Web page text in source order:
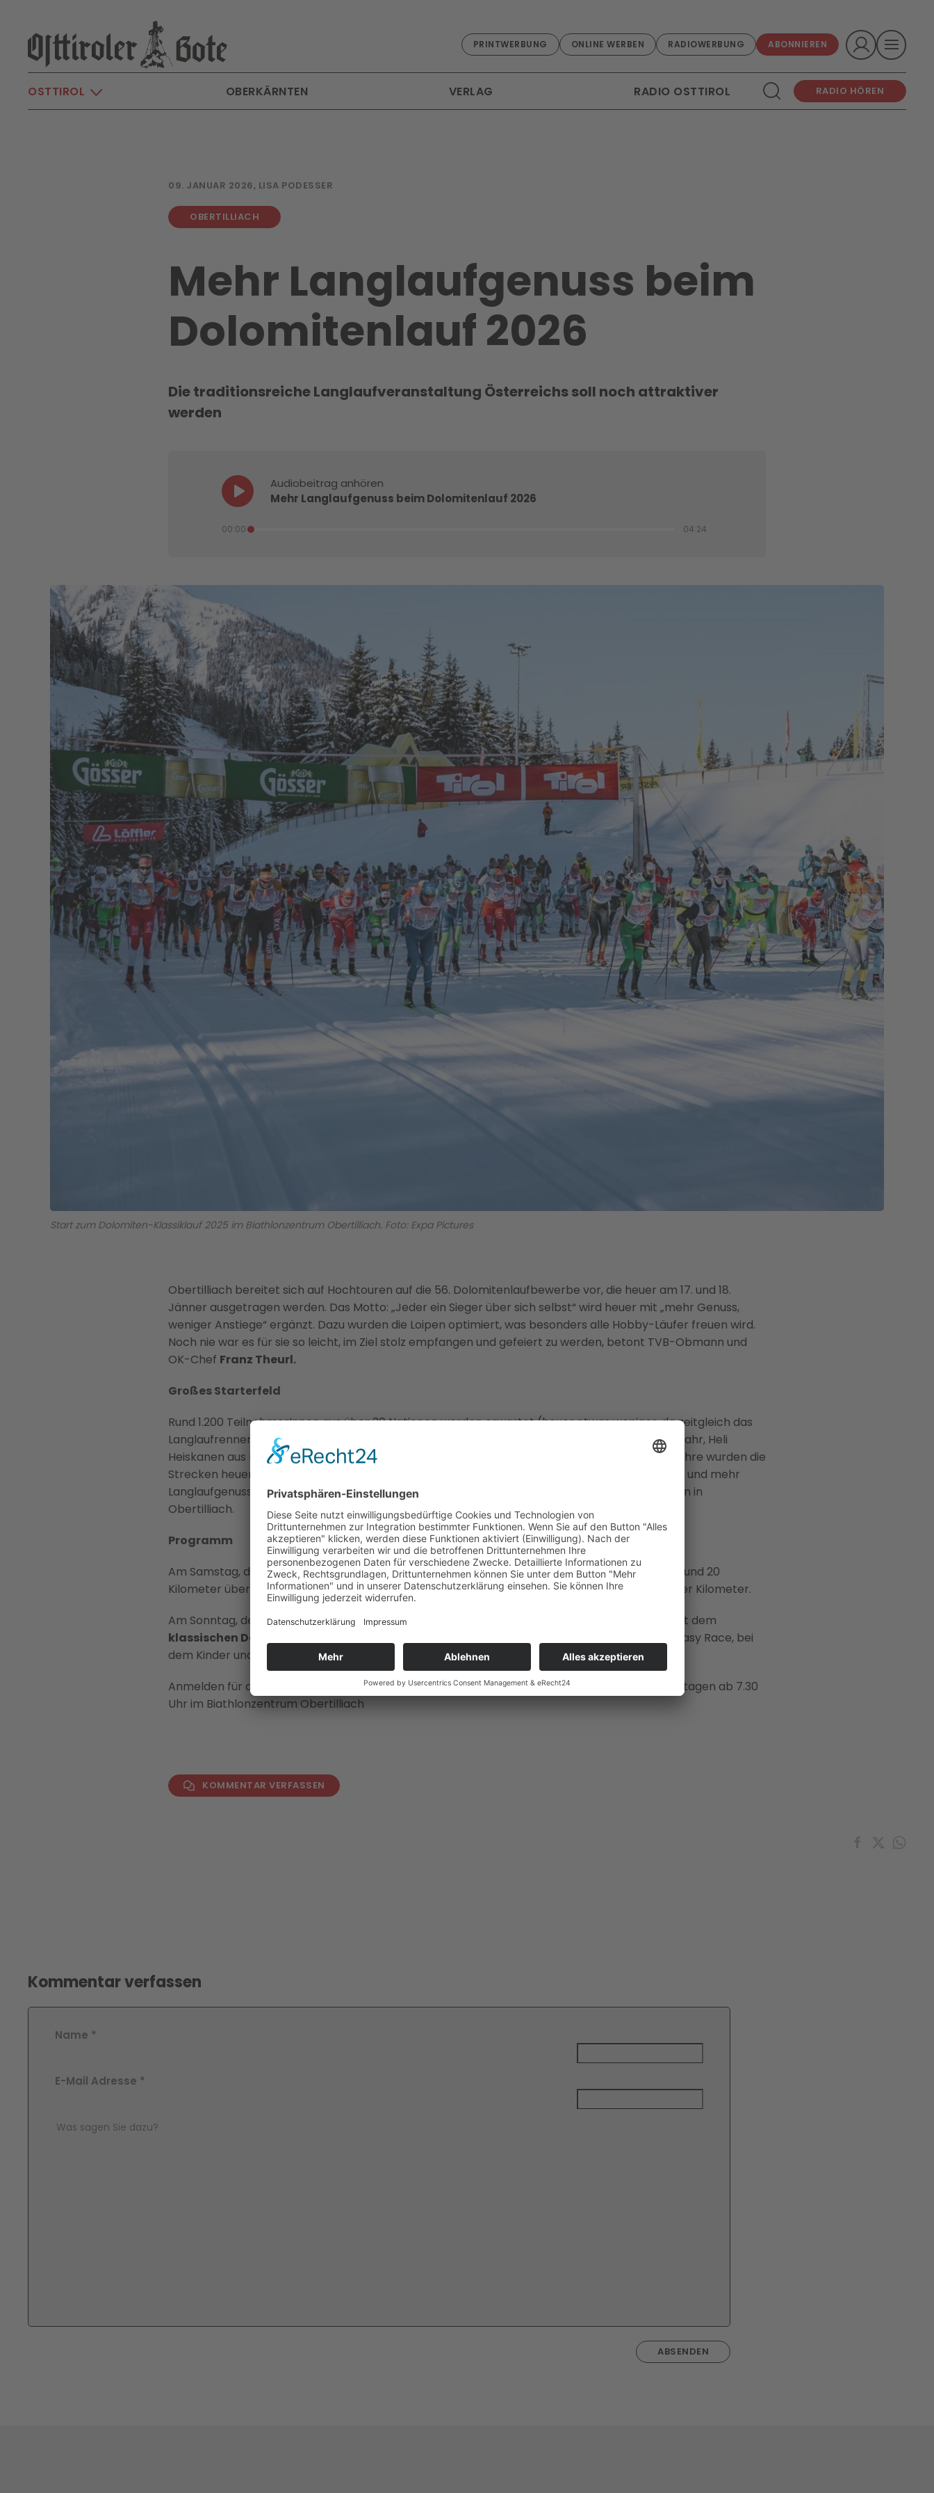
Skip to main content
PRINTWERBUNG ONLINE WERBEN RADIOWERBUNG ABONNIEREN
OSTTIROL OBERKÄRNTEN VERLAG RADIO OSTTIROL RADIO HÖREN
09. JANUAR 2026, LISA PODESSER
OBERTILLIACH
Mehr Langlaufgenuss beim
Dolomitenlauf 2026
Die traditionsreiche Langlaufveranstaltung Österreichs soll noch attraktiver
werden
Audiobeitrag anhören
Mehr Langlaufgenuss beim Dolomitenlauf 2026
00:00 04:24
Start zum Dolomiten-Klassiklauf 2025 im Biathlonzentrum Obertilliach. Foto: Expa Pictures
Obertilliach bereitet sich auf Hochtouren auf die 56. Dolomitenlaufbewerbe vor, die heuer am 17. und 18.
Jänner ausgetragen werden. Das Motto: „Jeder ein Sieger über sich selbst“ wird heuer mit „mehr Genuss,
weniger Anstiege“ ergänzt. Dazu wurden die Loipen optimiert, was besonders alle Hobby-Läufer freuen wird.
Noch nie war es für sie so leicht, im Ziel stolz empfangen und gefeiert zu werden, betont TVB-Obmann und
OK-Chef Franz Theurl.
Großes Starterfeld
Rund 1.200 TeilnehmerInnen aus über 30 Nationen werden erwartet (heuer etwas weniger, da zeitgleich das
Langlaufrennen Toblach-Cortina stattfindet), darunter auch die Zweitplatzierten aus dem Vorjahr, Heli
Heiskanen aus Finnland und Francesco Ferrari aus Italien. Wegen des Feedbacks der letzten Jahre wurden die
Strecken heuer einfacher gestaltet, verspricht OK-Chef Franz Theurl. Es gibt weniger Anstiege und mehr
Langlaufgenuss für den Großteil der HobbysportlerInnen. Das Herzstück liegt im Biathlonstadion in
Obertilliach.
Programm
Am Samstag, den 17. Jänner geht derDolomitenlauf in der freien Technikab 10 Uhr über 40 und 20
Kilometer über die Bühne. Fünf Minuten später startet dasEasy Racefür alle Anfänger über vier Kilometer.
Am Sonntag, den 18. Jänner, folgt dann der Höhepunkt des Langlaufwochenendes um 10 Uhr mit dem
klassischen Dolomitenlauf
über die gleichen Distanzen.. Um 10:05 Uhr beginnt das nächste Easy Race, bei
dem Kinder und Jugendliche bis 14 Jahre vom Nenngeld befreit sind.
Anmelden für die Bewerbe kann man sich unterwww.dolomitensport.atund auch an den Renntagen ab 7.30
Uhr im Biathlonzentrum Obertilliach
KOMMENTAR VERFASSEN
Kommentar verfassen
Name *
E-Mail Adresse *
Comment Text*
ABSENDEN